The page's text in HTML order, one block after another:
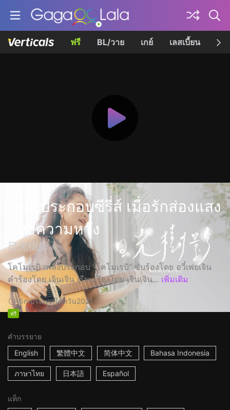
ฟรี BL/วาย เกย์ เลสเบี้ยน เค
เพลงประกอบซีรี่ส์ เมื่อรักส่องแสง
แห่งความหวัง
日光樹影
โคโมเรบิ เพลงประกอบ "โคโมเรบิ" ขับร้องโดย อวี๋เพ่ยเจิน
คำร้องโดย เจินเจิน เรียบเรียงโดย เจินเจิน... เพิ่มเติม
6mประเทศไต้หวัน2021
ฟรี
คำบรรยาย
English
繁體中文 简体中文 Bahasa Indonesia
ภาษาไทย 日本語 Español
แท็ก